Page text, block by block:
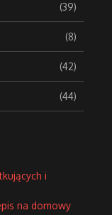
(39)
(8)
(42)
(44)
i
na domowy